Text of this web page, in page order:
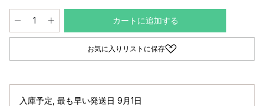
カートに追加する
お気に入りリストに保存
入庫予定 最も早い発送日 9月1日